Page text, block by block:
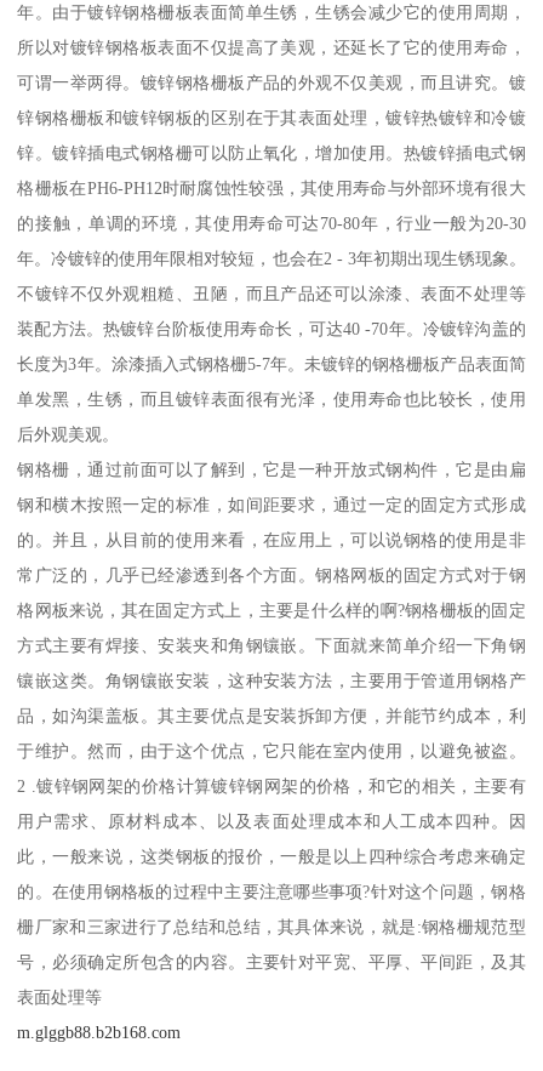
年。由于镀锌钢格栅板表面简单生锈，生锈会减少它的使用周期，
所以对镀锌钢格板表面不仅提高了美观，还延长了它的使用寿命，
可谓一举两得。镀锌钢格栅板产品的外观不仅美观，而且讲究。镀
锌钢格栅板和镀锌钢板的区别在于其表面处理，镀锌热镀锌和冷镀
锌。镀锌插电式钢格栅可以防止氧化，增加使用。热镀锌插电式钢
格栅板在PH6-PH12时耐腐蚀性较强，其使用寿命与外部环境有很大
的接触，单调的环境，其使用寿命可达70-80年，行业一般为20-30
年。冷镀锌的使用年限相对较短，也会在2 - 3年初期出现生锈现象。
不镀锌不仅外观粗糙、丑陋，而且产品还可以涂漆、表面不处理等
装配方法。热镀锌台阶板使用寿命长，可达40 -70年。冷镀锌沟盖的
长度为3年。涂漆插入式钢格栅5-7年。未镀锌的钢格栅板产品表面简
单发黑，生锈，而且镀锌表面很有光泽，使用寿命也比较长，使用
后外观美观。
钢格栅，通过前面可以了解到，它是一种开放式钢构件，它是由扁
钢和横木按照一定的标准，如间距要求，通过一定的固定方式形成
的。并且，从目前的使用来看，在应用上，可以说钢格的使用是非
常广泛的，几乎已经渗透到各个方面。钢格网板的固定方式对于钢
格网板来说，其在固定方式上，主要是什么样的啊?钢格栅板的固定
方式主要有焊接、安装夹和角钢镶嵌。下面就来简单介绍一下角钢
镶嵌这类。角钢镶嵌安装，这种安装方法，主要用于管道用钢格产
品，如沟渠盖板。其主要优点是安装拆卸方便，并能节约成本，利
于维护。然而，由于这个优点，它只能在室内使用，以避免被盗。
2 .镀锌钢网架的价格计算镀锌钢网架的价格，和它的相关，主要有
用户需求、原材料成本、以及表面处理成本和人工成本四种。因
此，一般来说，这类钢板的报价，一般是以上四种综合考虑来确定
的。在使用钢格板的过程中主要注意哪些事项?针对这个问题，钢格
栅厂家和三家进行了总结和总结，其具体来说，就是:钢格栅规范型
号，必须确定所包含的内容。主要针对平宽、平厚、平间距，及其
表面处理等
m.glggb88.b2b168.com